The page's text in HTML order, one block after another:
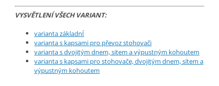
VYSVĚTLENÍ VŠECH VARIANT:
varianta základnÍ
varianta s kapsami pro převoz stohovači
varianta s dvojitým dnem, sitem a výpustným kohoutem
varianta s kapsami pro stohovače, dvojitým dnem, sítem a
výpustným kohoutem